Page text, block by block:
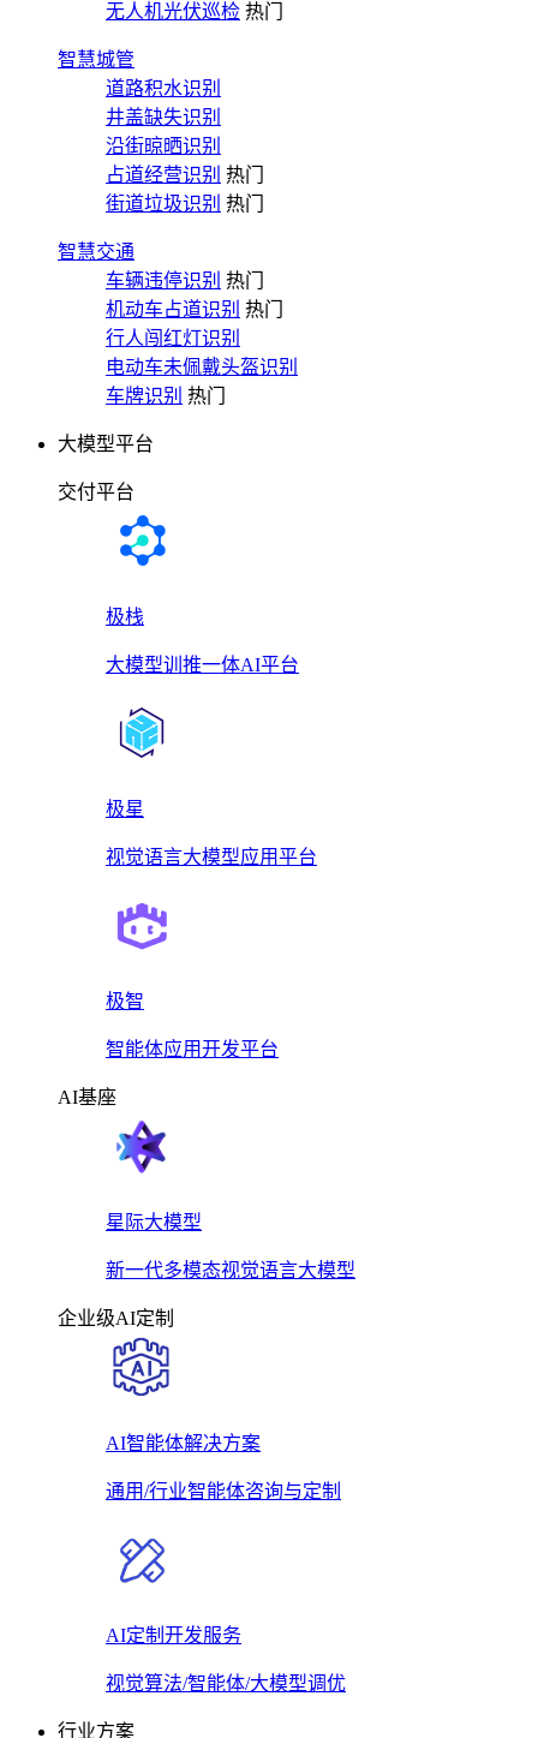
无人机光伏巡检 热门
智慧城管
道路积水识别
井盖缺失识别
沿街晾晒识别
占道经营识别 热门
街道垃圾识别 热门
智慧交通
车辆违停识别 热门
机动车占道识别 热门
行人闯红灯识别
电动车未佩戴头盔识别
车牌识别 热门
大模型平台
交付平台
极栈
大模型训推一体AI平台
极星
视觉语言大模型应用平台
极智
智能体应用开发平台
AI基座
星际大模型
新一代多模态视觉语言大模型
企业级AI定制
AI智能体解决方案
通用/行业智能体咨询与定制
AI定制开发服务
视觉算法/智能体/大模型调优
行业方案